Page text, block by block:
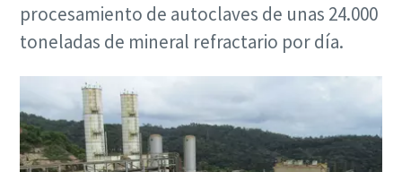
procesamiento de autoclaves de unas 24.000
toneladas de mineral refractario por día.